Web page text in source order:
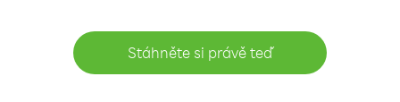
Stáhněte si právě teď